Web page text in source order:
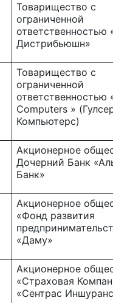
Товарищество с
ограниченной
ответственностью
Дистрибьюшн»
Товарищество c
ограниченной
ответственностью
Computers »
Компьютерс)
Акционерное
Дочерний Банк
Банк»
Акционерное
«Фонд развития
«Даму»
Акционерное
«Страховая
«Сентрас